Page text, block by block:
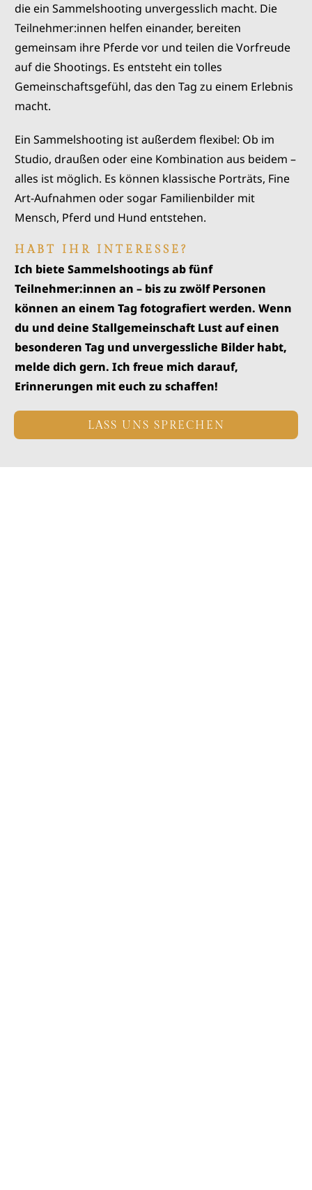
die ein Sammelshooting unvergesslich macht. Die
Teilnehmer:innen helfen einander, bereiten
gemeinsam ihre Pferde vor und teilen die Vorfreude
auf die Shootings. Es entsteht ein tolles
Gemeinschaftsgefühl, das den Tag zu einem Erlebnis
macht.
Ein Sammelshooting ist außerdem flexibel: Ob im
Studio, draußen oder eine Kombination aus beidem –
alles ist möglich. Es können klassische Porträts, Fine
Art-Aufnahmen oder sogar Familienbilder mit
Mensch, Pferd und Hund entstehen.
HABT IHR INTERESSE?
Ich biete Sammelshootings ab fünf
Teilnehmer:innen an – bis zu zwölf Personen
können an einem Tag fotografiert werden. Wenn
du und deine Stallgemeinschaft Lust auf einen
besonderen Tag und unvergessliche Bilder habt,
melde dich gern. Ich freue mich darauf,
Erinnerungen mit euch zu schaffen!
LASS UNS SPRECHEN